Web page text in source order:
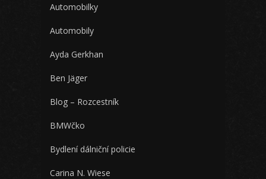
Automobilky
Automobily
Ayda Gerkhan
Ben Jäger
Blog – Rozcestník
BMWčko
Bydlení dálniční policie
Carina N. Wiese